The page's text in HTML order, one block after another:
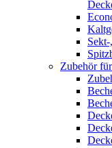
Zubehör